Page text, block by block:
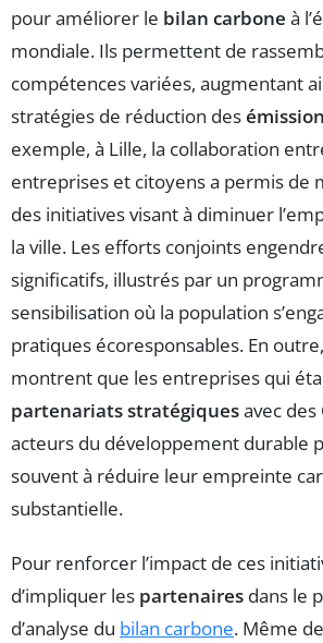
pour améliorer le bilan carbone à
mondiale. Ils permettent de
compétences variées, augmentant
stratégies de réduction des
exemple, à Lille, la collaboration
entreprises et citoyens a permis de
des initiatives visant à diminuer
la ville. Les efforts conjoints
significatifs, illustrés par un
sensibilisation où la population
pratiques écoresponsables. En
montrent que les entreprises qui
partenariats stratégiquesavec des
acteurs du développement durable
souvent à réduire leur empreinte
substantielle.
Pour renforcer l’impact de ces
d’impliquer les partenaires dans le
d’analyse du bilan carbone. Même